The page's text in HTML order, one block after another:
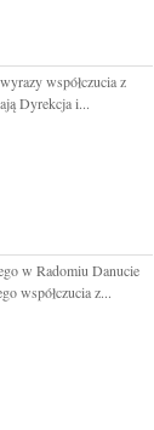
współczucia z
Dyrekcja i...
w Radomiu Danucie
współczucia z...